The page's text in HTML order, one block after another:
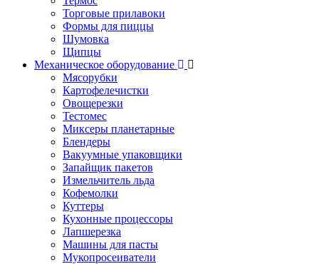
Торговые прилавоки
Формы для пиццы
Шумовка
Щипцы
Механическое оборудование
Мясорубки
Картофелечистки
Овощерезки
Тестомес
Миксеры планетарные
Блендеры
Вакуумные упаковщики
Запайщик пакетов
Измельчитель льда
Кофемолки
Куттеры
Кухонные процессоры
Лапшерезка
Машины для пасты
Мукопросеиватели